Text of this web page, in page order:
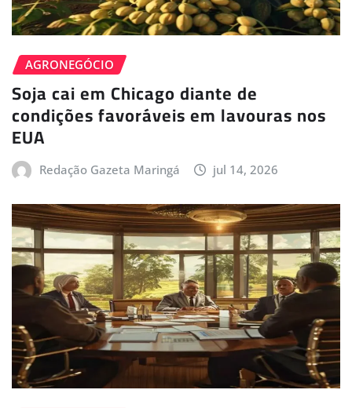
AGRONEGÓCIO
Soja cai em Chicago diante de
condições favoráveis em lavouras nos
EUA
Redação Gazeta Maringá jul 14, 2026